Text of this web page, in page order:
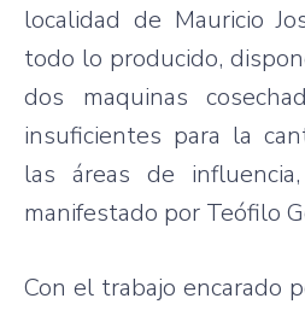
localidad de Mauricio
todo lo producido,
dos maquinas
insuficientes para la
las áreas de influencia
manifestado por Teófilo
Con el trabajo encarado